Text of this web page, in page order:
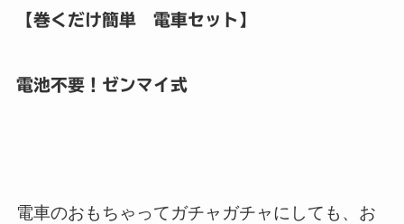
【巻くだけ簡単 電車セット】
電池不要！ゼンマイ式
電車のおもちゃってガチャガチャにしても、お